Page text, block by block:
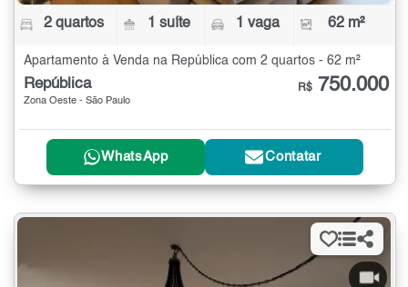
2 quartos 1 suíte 1 vaga 62 m²
Apartamento à Venda na República com 2 quartos - 62 m²
República
Zona Oeste - São Paulo
R$ 750.000
WhatsApp Contatar